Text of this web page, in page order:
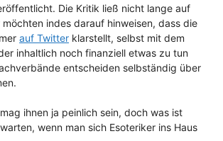
Die Kritik ließ nicht lange auf
möchten indes darauf hinweisen, dass die
auf Twitter klarstellt, selbst mit dem
inhaltlich noch finanziell etwas zu tun
entscheiden selbständig über
ihnen ja peinlich sein, doch was ist
wenn man sich Esoteriker ins Haus